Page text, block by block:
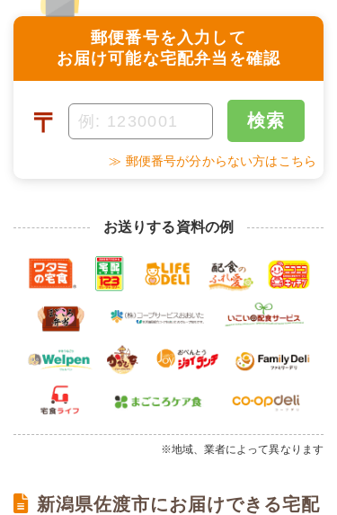
郵便番号を入力して
お届け可能な宅配弁当を確認
〒 検索
≫ 郵便番号が分からない方はこちら
お送りする資料の例
※地域、業者によって異なります
新潟県佐渡市にお届けできる宅配